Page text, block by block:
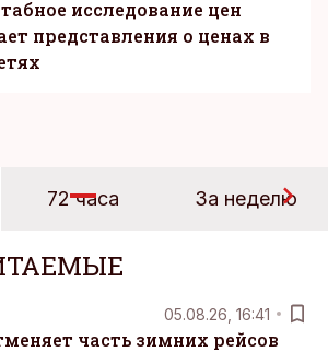
исследование цен
представления о ценах в
72 часа За неделю
05.08.26, 16:41
часть зимних рейсов